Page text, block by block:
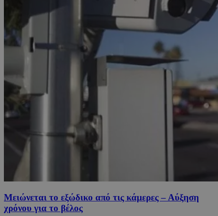
Μειώνεται το εξώδικο από τις κάμερες – Αύξηση
χρόνου για το βέλος